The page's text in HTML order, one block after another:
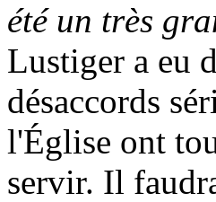
été un très
Lustiger a eu
désaccords
l'Église ont
servir. Il